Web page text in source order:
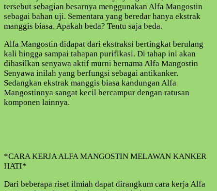
tersebut sebagian besarnya menggunakan Alfa Mangostin
sebagai bahan uji. Sementara yang beredar hanya ekstrak
manggis biasa. Apakah beda? Tentu saja beda.
Alfa Mangostin didapat dari ekstraksi bertingkat berulang
kali hingga sampai tahapan purifikasi. Di tahap ini akan
dihasilkan senyawa aktif murni bernama Alfa Mangostin
Senyawa inilah yang berfungsi sebagai antikanker.
Sedangkan ekstrak manggis biasa kandungan Alfa
Mangostinnya sangat kecil bercampur dengan ratusan
komponen lainnya.
*CARA KERJA ALFA MANGOSTIN MELAWAN KANKER
HATI*
Dari beberapa riset ilmiah dapat dirangkum cara kerja Alfa